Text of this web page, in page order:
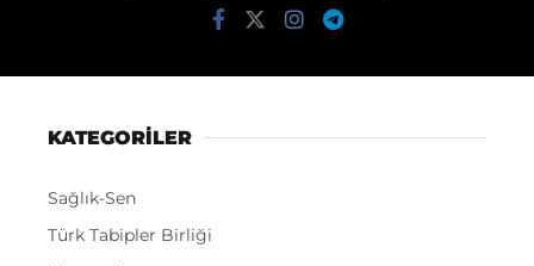
KATEGORİLER
Sağlık-Sen
Türk Tabipler Birliği